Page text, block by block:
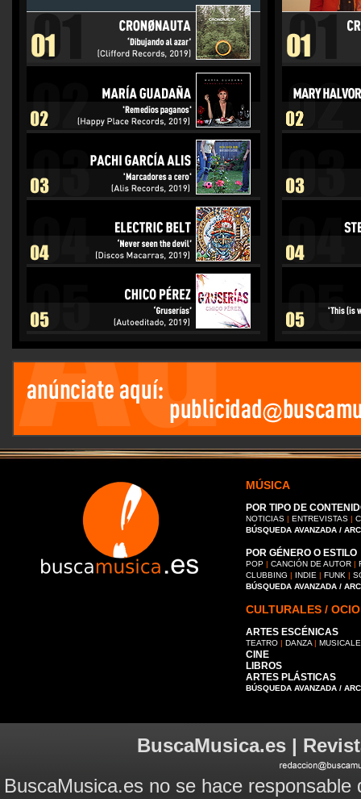
MÚSICA
POR TIPO DE
NOTICIAS | ENTREVISTAS |
BÚSQUEDA AVANZADA /
POR GÉNERO O ESTILO
POP | CANCIÓN DE AUTOR |
CLUBBING | INDIE | FUNK |
BÚSQUEDA AVANZADA /
CULTURALES / OCIO
ARTES ESCÉNICAS
TEATRO | DANZA |
CINE
LIBROS
ARTES PLÁSTICAS
BÚSQUEDA AVANZADA /
BuscaMusica.es |
BuscaMusica.es no se hace